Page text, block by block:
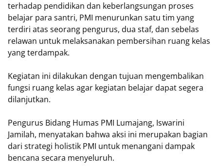
terhadap pendidikan dan keberlangsungan proses
belajar para santri, PMI menurunkan satu tim yang
terdiri atas seorang pengurus, dua staf, dan sebelas
relawan untuk melaksanakan pembersihan ruang kelas
yang terdampak.
Kegiatan ini dilakukan dengan tujuan mengembalikan
fungsi ruang kelas agar kegiatan belajar dapat segera
dilanjutkan.
Pengurus Bidang Humas PMI Lumajang, Iswarini
Jamilah, menyatakan bahwa aksi ini merupakan bagian
dari strategi holistik PMI untuk menangani dampak
bencana secara menyeluruh.